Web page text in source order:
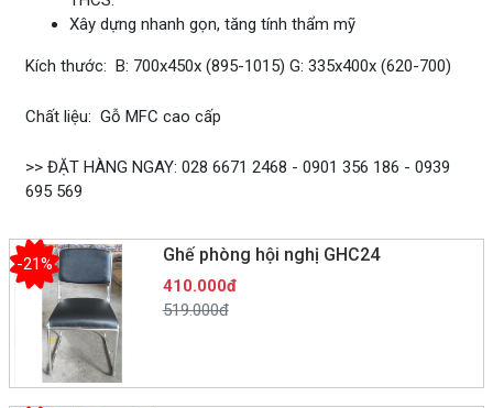
Xây dựng nhanh gọn, tăng tính thẩm mỹ
Kích thước: B: 700x450x (895-1015) G: 335x400x (620-700)
Chất liệu: Gỗ MFC cao cấp
>> ĐẶT HÀNG NGAY: 028 6671 2468 - 0901 356 186 - 0939
695 569
Ghế phòng hội nghị GHC24
-21%
410.000đ
519.000đ